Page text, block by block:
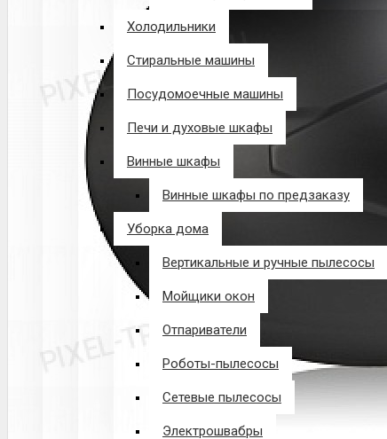
Холодильники
Стиральные машины
Посудомоечные машины
Печи и духовые шкафы
Винные шкафы
Винные шкафы по предзаказу
Уборка дома
Вертикальные и ручные пылесосы
Мойщики окон
Отпариватели
Роботы-пылесосы
Сетевые пылесосы
Электрошвабры